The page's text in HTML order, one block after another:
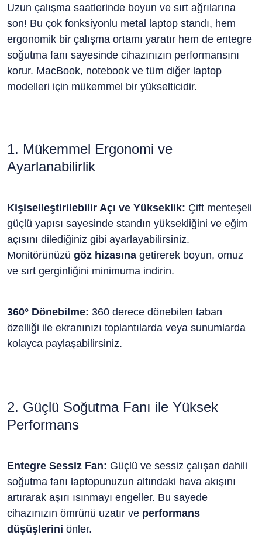
Uzun çalışma saatlerinde boyun ve sırt ağrılarına
son! Bu çok fonksiyonlu metal laptop standı, hem
ergonomik bir çalışma ortamı yaratır hem de entegre
soğutma fanı sayesinde cihazınızın performansını
korur. MacBook, notebook ve tüm diğer laptop
modelleri için mükemmel bir yükselticidir.
1. Mükemmel Ergonomi ve
Ayarlanabilirlik
Kişiselleştirilebilir Açı ve Yükseklik: Çift menteşeli
güçlü yapısı sayesinde standın yüksekliğini ve eğim
açısını dilediğiniz gibi ayarlayabilirsiniz.
Monitörünüzü göz hizasına getirerek boyun, omuz
ve sırt gerginliğini minimuma indirin.
360° Dönebilme: 360 derece dönebilen taban
özelliği ile ekranınızı toplantılarda veya sunumlarda
kolayca paylaşabilirsiniz.
2. Güçlü Soğutma Fanı ile Yüksek
Performans
Entegre Sessiz Fan: Güçlü ve sessiz çalışan dahili
soğutma fanı laptopunuzun altındaki hava akışını
artırarak aşırı ısınmayı engeller. Bu sayede
cihazınızın ömrünü uzatır ve performans
düşüşlerini önler.